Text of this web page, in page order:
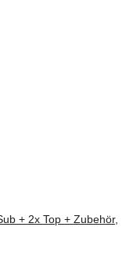
+ 2x Top + Zubehör,